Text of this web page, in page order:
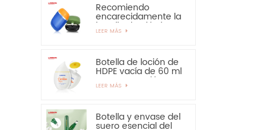
Recomiendo
encarecidamente la
botella de plástico
ovalada de la
30ml 50ml
LEER MÁS
Botella de loción de
HDPE vacía de 60 ml
para protección
solar: muy
LEER MÁS
Botella y envase del
suero esencial del